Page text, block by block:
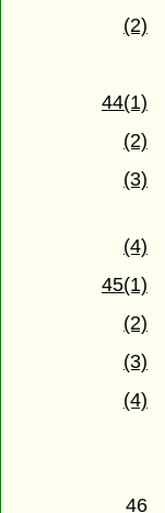
(2)
44(1)
(2)
(3)
(4)
45(1)
(2)
(3)
(4)
46